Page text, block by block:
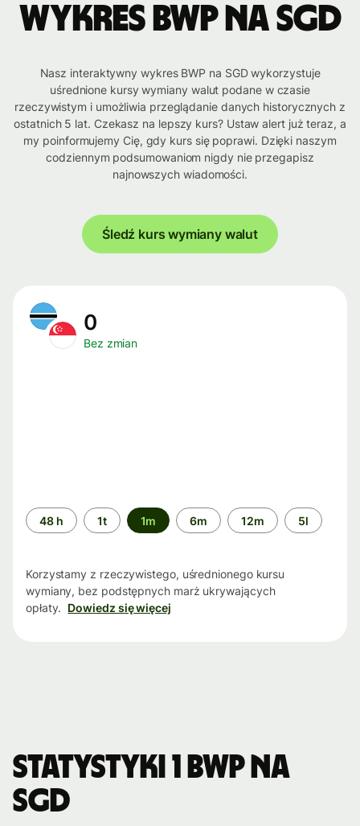
Wykres BWP na SGD
Nasz interaktywny wykres BWP na SGD wykorzystuje
uśrednione kursy wymiany walut podane w czasie
rzeczywistym i umożliwia przeglądanie danych historycznych z
ostatnich 5 lat. Czekasz na lepszy kurs? Ustaw alert już teraz, a
my poinformujemy Cię, gdy kurs się poprawi. Dzięki naszym
codziennym podsumowaniom nigdy nie przegapisz
najnowszych wiadomości.
Śledź kurs wymiany walut
0
Bez zmian
Przedział
czasu
48 h 1t 1m 6m 12m 5l
Korzystamy z rzeczywistego, uśrednionego kursu
wymiany, bez podstępnych marż ukrywających
opłaty. Dowiedz się więcej
Statystyki 1 BWP na
SGD